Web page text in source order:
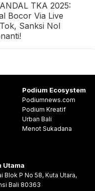
TKA 2025:
Bocor Via Live
Sanksi Nol
Podium Ecosystem
Podiumnews.com
Podium Kreatif
Urban Bali
Menot Sukadana
Utama
Blok P No 58, Kuta Utara,
Bali 80363